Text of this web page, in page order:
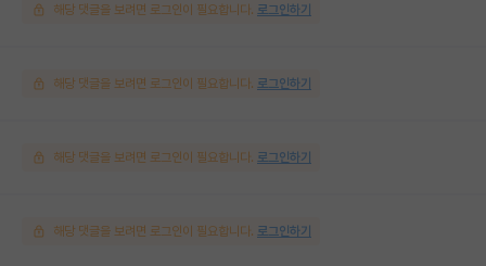
해당 댓글을 보려면 로그인이 필요합니다. 로그인하기
해당 댓글을 보려면 로그인이 필요합니다. 로그인하기
해당 댓글을 보려면 로그인이 필요합니다. 로그인하기
해당 댓글을 보려면 로그인이 필요합니다. 로그인하기